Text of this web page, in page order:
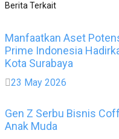
Berita Terkait
Manfaatkan Aset
Prime Indonesia
Kota Surabaya
23 May 2026
Gen Z Serbu Bisnis
Anak Muda